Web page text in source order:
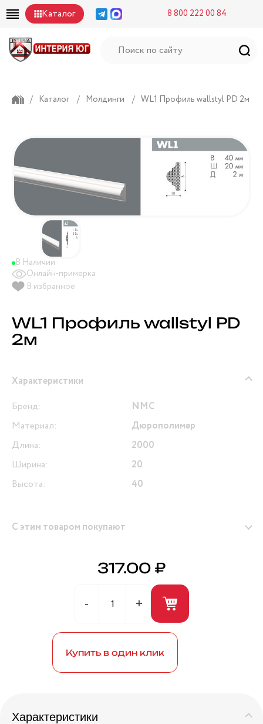
Каталог 8 800 222 00 84
/ Каталог / Молдинги / WL1 Профиль wallstyl PD 2м
В Наличии
Онлайн-примерка
В избранное
WL1 Профиль wallstyl PD
2м
Характеристики
Бренд:
NMC
Материал:
Дюрополимер
Длина:
2000
Ширина:
20
Высота:
40
С этим товаром покупают
Герметик универсальный (белый) 280мл ANDRE
BROS
317.00 ₽
Купить в один клик
Характеристики